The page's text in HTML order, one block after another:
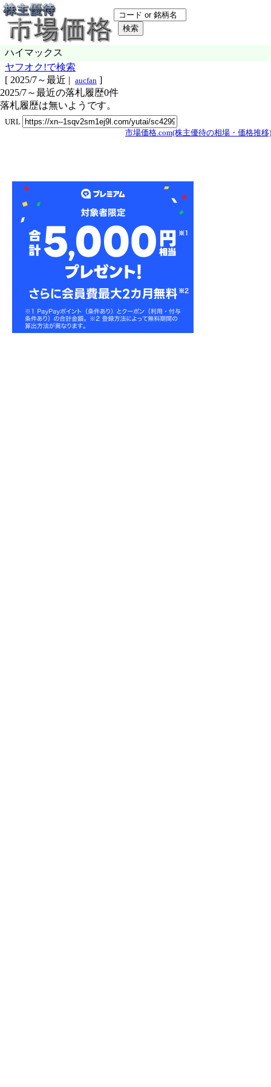
ハイマックス
ヤフオク!で検索
[ 2025/7～最近 | aucfan ]
2025/7～最近の落札履歴0件
落札履歴は無いようです。
URL
市場価格.com(株主優待の相場・価格推移)